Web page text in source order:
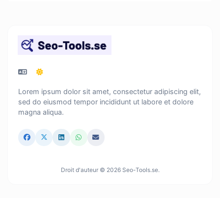
Lorem ipsum dolor sit amet, consectetur adipiscing elit,
sed do eiusmod tempor incididunt ut labore et dolore
magna aliqua.
Droit d'auteur © 2026 Seo-Tools.se.